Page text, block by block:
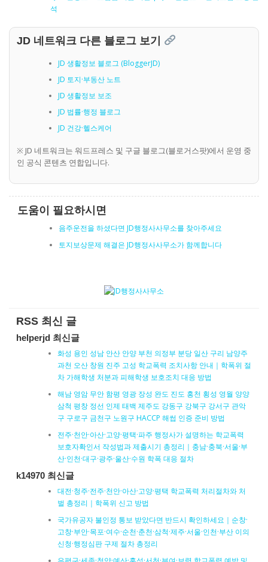
석
JD 네트워크 다른 블로그 보기
JD 생활정보 블로그 (BloggerJD)
JD 토지·부동산 노트
JD 생활정보 보조
JD 법률·행정 블로그
JD 건강·헬스케어
※ JD 네트워크는 워드프레스 및 구글 블로그(블로거스팟)에서 운영 중
인 공식 콘텐츠 연합입니다.
도움이 필요하시면
음주운전을 하셨다면 JD행정사사무소를 찾아주세요
토지보상문제 해결은 JD행정사사무소가 함께합니다
RSS 최신 글
helperjd 최신글
화성 용인 성남 안산 안양 부천 의정부 분당 일산 구리 남양주
과천 오산 창원 진주 고성 학교폭력 조치사항 안내｜학폭위 절
차 가해학생 처분과 피해학생 보호조치 대응 방법
해남 영암 무안 함평 영광 장성 완도 진도 홍천 횡성 영월 양양
삼척 평창 정선 인제 태백 제주도 강동구 강북구 강서구 관악
구 구로구 금천구 노원구 HACCP 해썹 인증 준비 방법
전주·천안·아산·고양·평택·파주 행정사가 설명하는 학교폭력
보호자확인서 작성법과 제출시기 총정리｜충남·충북·서울·부
산·인천·대구·광주·울산·수원 학폭 대응 절차
k14970 최신글
대전·청주·전주·천안·아산·고양·평택 학교폭력 처리절차와 처
벌 총정리｜학폭위 신고 방법
국가유공자 불인정 통보 받았다면 반드시 확인하세요｜순창·
고창·부안·목포·여수·순천·춘천·삼척·제주·서울·인천·부산 이의
신청·행정심판 구제 절차 총정리